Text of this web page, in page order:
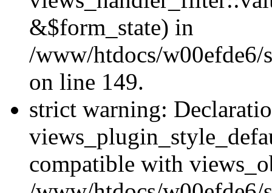
&$form_state) in
/www/htdocs/w00efde6/
on line 149.
strict warning:
compatible with